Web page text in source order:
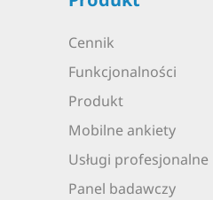
Cennik
Funkcjonalności
Produkt
Mobilne ankiety
Usługi profesjonalne
Panel badawczy